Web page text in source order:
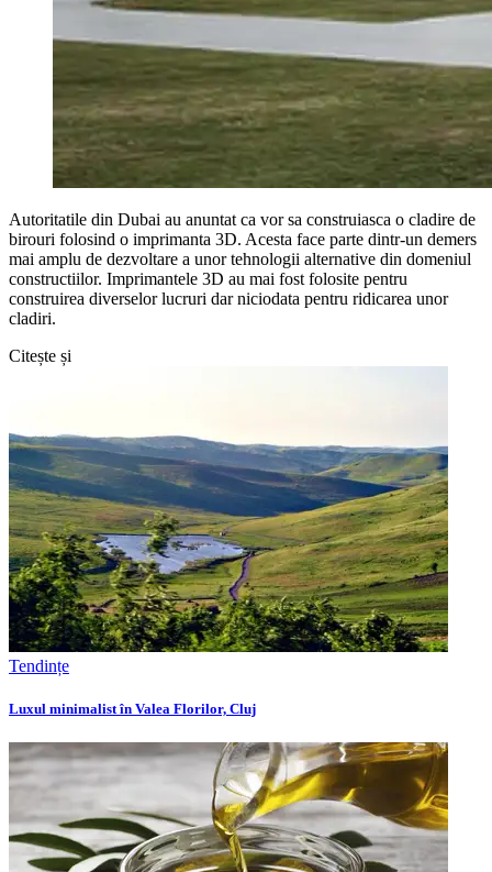
Autoritatile din Dubai au anuntat ca vor sa construiasca o cladire de
birouri folosind o imprimanta 3D. Acesta face parte dintr-un demers
mai amplu de dezvoltare a unor tehnologii alternative din domeniul
constructiilor. Imprimantele 3D au mai fost folosite pentru
construirea diverselor lucruri dar niciodata pentru ridicarea unor
cladiri.
Citește și
Tendințe
Luxul minimalist în Valea Florilor, Cluj